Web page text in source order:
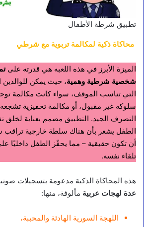
تطبيق شرطة الأطفال
محاكاة ذكية لمكالمة تربوية مع شرطي
الميزة الأبرز في هذه اللعبه هي قدرته على
شخصية شرطية وهمية، حيث يمكن للوالدين
التي تناسب الموقف، سواء كانت مكالمة
سلوكه غير مقبول، أو مكالمة تحفيزية
التصرف الجيد. التطبيق مصمم بعناية لخلق
الطفل يشعر بأن هناك سلطة خارجية تراقب
أن تكون حقيقية – مما يحفّز الطفل داخليًا
تلقاء نفسه.
هذه المحاكاة الذكية مدعومة بتسجيلات
عدة لهجات عربية مألوفة، منها:
اللهجة السورية الهادئة والمحببة،